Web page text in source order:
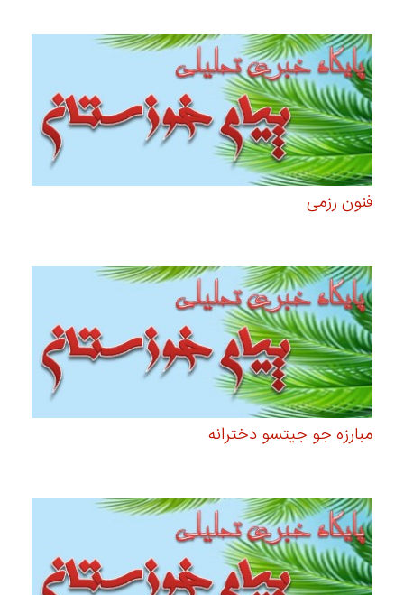
فنون رزمی
مبارزه جو جیتسو دخترانه